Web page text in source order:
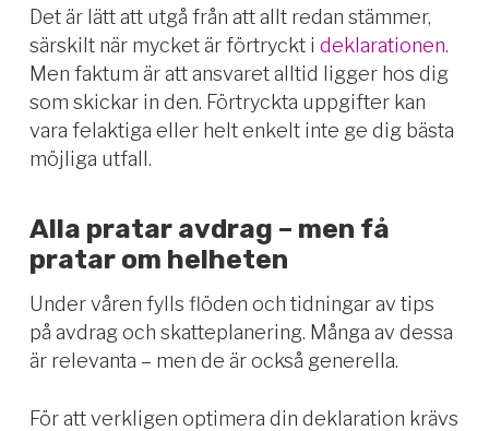
Det är lätt att utgå från att allt redan stämmer,
särskilt när mycket är förtryckt i deklarationen.
Men faktum är att ansvaret alltid ligger hos dig
som skickar in den. Förtryckta uppgifter kan
vara felaktiga eller helt enkelt inte ge dig bästa
möjliga utfall.
Alla pratar avdrag – men få
pratar om helheten
Under våren fylls flöden och tidningar av tips
på avdrag och skatteplanering. Många av dessa
är relevanta – men de är också generella.
För att verkligen optimera din deklaration krävs